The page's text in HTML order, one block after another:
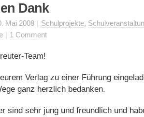
Dank
Mai 2008 | Schulprojekte,
| 1 Comment
Team!
Verlag zu einer Führung
ganz herzlich bedanken.
sind sehr jung und freundlich und